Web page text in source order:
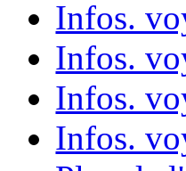
Infos.
Infos.
Infos.
Infos.